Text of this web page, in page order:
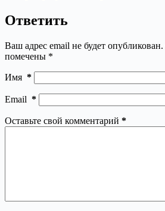
Ответить
Ваш адрес email не будет опубликован.
помечены *
Имя *
Email *
Оставьте свой комментарий *